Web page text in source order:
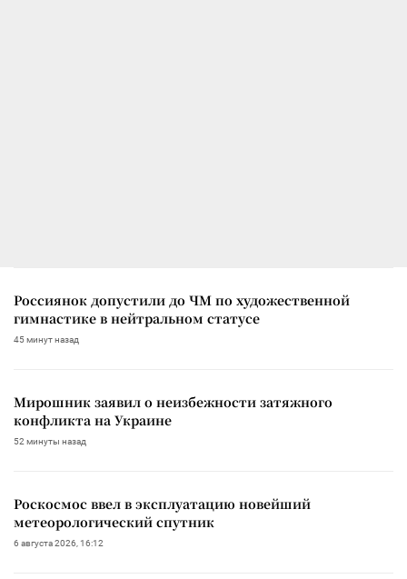
Россиянок допустили до ЧМ по художественной
гимнастике в нейтральном статусе
45 минут назад
Мирошник заявил о неизбежности затяжного
конфликта на Украине
52 минуты назад
Роскосмос ввел в эксплуатацию новейший
метеорологический спутник
6 августа 2026, 16:12